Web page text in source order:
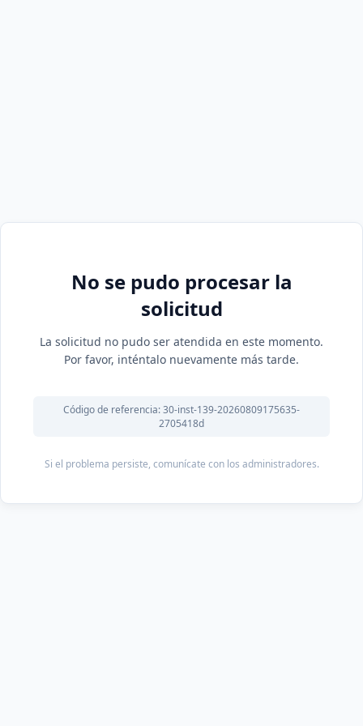
No se pudo procesar la
solicitud
La solicitud no pudo ser atendida en este momento.
Por favor, inténtalo nuevamente más tarde.
Código de referencia: 30-inst-139-20260809175635-
2705418d
Si el problema persiste, comunícate con los administradores.